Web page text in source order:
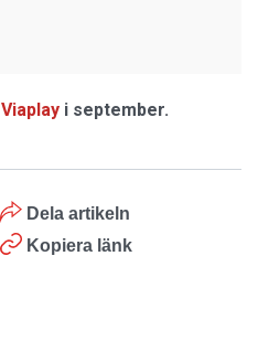
Viaplay i september.
Dela artikeln
Kopiera länk